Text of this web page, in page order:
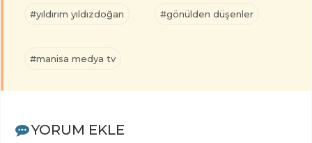
#yıldırım yıldızdoğan #gönülden düşenler
#manisa medya tv
YORUM EKLE